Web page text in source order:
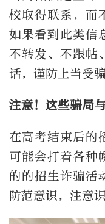
校取得联系，而
如果看到此类信
不转发、不跟帖
话，谨防上当受骗
注意！这些骗局
在高考结束后的
可能会打着各种
的的招生诈骗活
防范意识，注意